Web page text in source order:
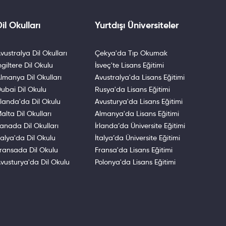
Kolejinde 71 alanda lisans
öğretim görevlilerinin ders
dizayn, iletişim, ekonomi,
Geniş bir alana yayılmış olan
Okulları
Dil Okulları
Dil Okulu
Dil Okulları
Dil Okulu
Dil Okulu
Dil Okulları
Dil Okulları
Dil Okulu
Dil Okulu
Dil Okulu
Yurtdışı Üniversiteler
Çekya'da Tıp Okumak
İsveç'te Lisans Eğitimi
Avustralya'da Lisans Eğitimi
Rusya'da Lisans Eğitimi
Avusturya'da Lisans Eğitimi
Almanya'da Lisans Eğitimi
İrlanda’da Üniversite Eğitimi
İtalya’da Üniversite Eğitimi
Fransa'da Lisans Eğitimi
Polonya'da Lisans Eğitimi